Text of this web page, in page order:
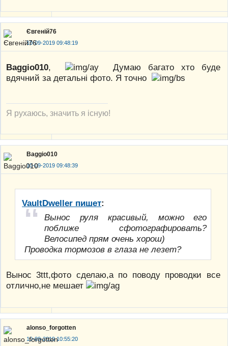
Євгеній76
10-09-2019 09:48:19
Baggio010,
Думаю багато хто буде
вдячний за детальні фото. Я точно
Я рухаюсь, значить я існую!
Baggio010
10-09-2019 09:48:39
VaultDweller пишет:
Вынос руля красивый, можно его
поближе сфотографировать?
Велосипед прям очень хорош)
Проводка тормозов в глаза не лезет?
Вынос 3ttt,фото сделаю,а по поводу проводки все
отлично,не мешает
alonso_forgotten
10-09-2019 10:55:20